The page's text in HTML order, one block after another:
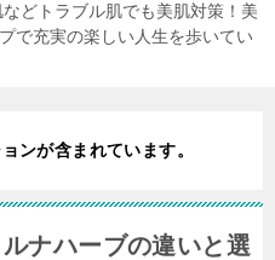
どトラブル肌でも美肌対策！美
で充実の楽しい人生を歩いてい
ンが含まれています。
ナハーブの違いと選